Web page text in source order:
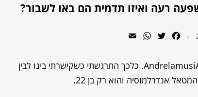
רעה ואיזו תדמית הם באו לשבור?
Facebook
Twitter
WhatsApp
בתור מטאליסטית, אין סיכוי שלא אכיר את אורון ולהקתו – AndrelamusiA. כלכך התרגשתי כשקישרתי בינו לבין
אנדרלמוסיה והוא רק בן 22.